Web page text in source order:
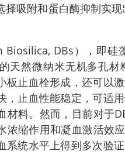
吸附和蛋白酶抑制实
Biosilica, DBs），即硅
天然微纳米无机多孔
板止血栓形成，还可以
，止血性能稳定，可适
材料。然而，目前对于
浓缩作用和凝血激活效
系统水平上得到多次验